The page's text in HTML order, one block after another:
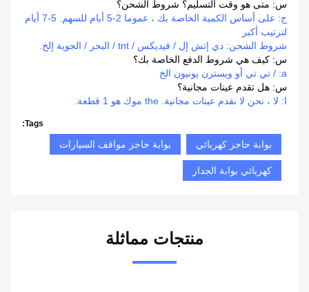
س: متى هو وقت التسليم؟ شروط الشحن؟
ج: على أساس الكمية الخاصة بك ، عموما 2-5 أيام للسهم.
5-7 أيام
لترتيب أكبر
شروط الشحن: دي إتش إل / فيديكس / tnt / البحر / الجوية إلخ.
س: كيف هي شروط الدفع الخاصة بك؟
a: / تي تي أو ويسترن يونيون الخ
س: هل تقدم عينات مجانية؟
ا: لا ، نحن لا نقدم عينات مجانية. the موك هو 1 قطعة.
Tags:
بوابة حاجز كهربائي بوابة حاجز مواقف السيارات
كهربائي بوابة الجدار
منتجات مماثلة